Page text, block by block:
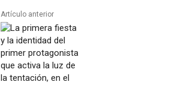
Artículo anterior